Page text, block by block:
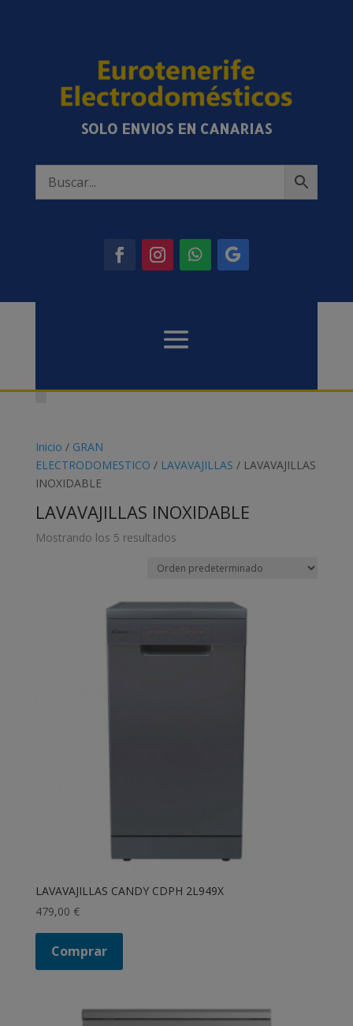
SOLO ENVIOS EN CANARIAS
Inicio / GRAN
ELECTRODOMESTICO / LAVAVAJILLAS / LAVAVAJILLAS
INOXIDABLE
LAVAVAJILLAS INOXIDABLE
Mostrando los 5 resultados
LAVAVAJILLAS CANDY CDPH 2L949X
479,00 €
Comprar